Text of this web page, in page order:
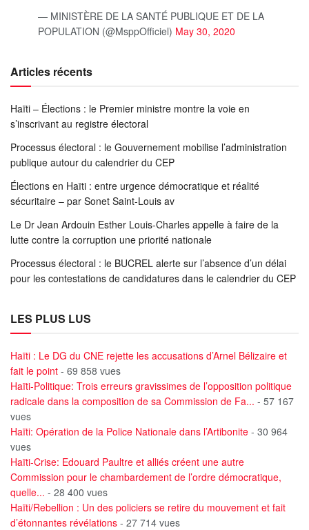
— MINISTÈRE DE LA SANTÉ PUBLIQUE ET DE LA
POPULATION (@MsppOfficiel) May 30, 2020
Articles récents
Haïti – Élections : le Premier ministre montre la voie en
s’inscrivant au registre électoral
Processus électoral : le Gouvernement mobilise l’administration
publique autour du calendrier du CEP
Élections en Haïti : entre urgence démocratique et réalité
sécuritaire – par Sonet Saint-Louis av
Le Dr Jean Ardouin Esther Louis-Charles appelle à faire de la
lutte contre la corruption une priorité nationale
Processus électoral : le BUCREL alerte sur l’absence d’un délai
pour les contestations de candidatures dans le calendrier du CEP
LES PLUS LUS
Haïti : Le DG du CNE rejette les accusations d’Arnel Bélizaire et
fait le point - 69 858 vues
Haïti-Politique: Trois erreurs gravissimes de l’opposition politique
radicale dans la composition de sa Commission de Fa... - 57 167
vues
Haïti: Opération de la Police Nationale dans l’Artibonite - 30 964
vues
Haïti-Crise: Edouard Paultre et alliés créent une autre
Commission pour le chambardement de l’ordre démocratique,
quelle... - 28 400 vues
Haïti/Rebellion : Un des policiers se retire du mouvement et fait
d’étonnantes révélations - 27 714 vues